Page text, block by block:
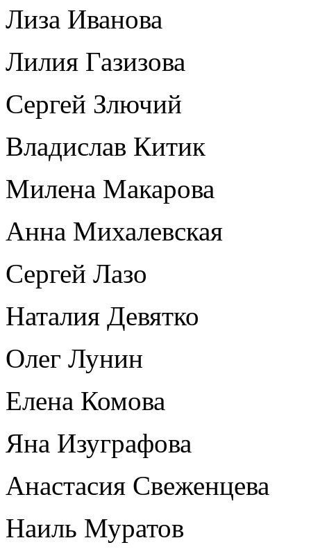
Лиза Иванова
Лилия Газизова
Сергей Злючий
Владислав Китик
Милена Макарова
Анна Михалевская
Сергей Лазо
Наталия Девятко
Олег Лунин
Елена Комова
Яна Изуграфова
Анастасия Свеженцева
Наиль Муратов